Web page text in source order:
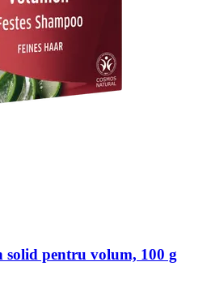
solid pentru volum, 100 g